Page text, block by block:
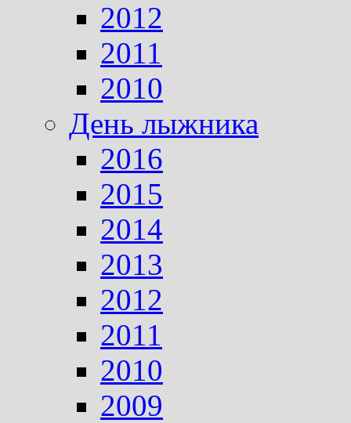
2012
2011
2010
День лыжника
2016
2015
2014
2013
2012
2011
2010
2009